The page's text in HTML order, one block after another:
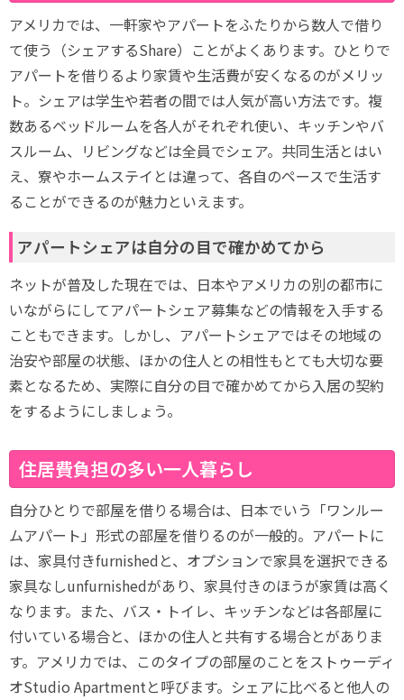
アメリカでは、一軒家やアパートをふたりから数人で借り
て使う（シェアするShare）ことがよくあります。ひとりで
アパートを借りるより家賃や生活費が安くなるのがメリッ
ト。シェアは学生や若者の間では人気が高い方法です。複
数あるベッドルームを各人がそれぞれ使い、キッチンやバ
スルーム、リビングなどは全員でシェア。共同生活とはい
え、寮やホームステイとは違って、各自のペースで生活す
ることができるのが魅力といえます。
アパートシェアは自分の目で確かめてから
ネットが普及した現在では、日本やアメリカの別の都市に
いながらにしてアパートシェア募集などの情報を入手する
こともできます。しかし、アパートシェアではその地域の
治安や部屋の状態、ほかの住人との相性もとても大切な要
素となるため、実際に自分の目で確かめてから入居の契約
をするようにしましょう。
住居費負担の多い一人暮らし
自分ひとりで部屋を借りる場合は、日本でいう「ワンルー
ムアパート」形式の部屋を借りるのが一般的。アパートに
は、家具付きfurnishedと、オプションで家具を選択できる
家具なしunfurnishedがあり、家具付きのほうが家賃は高く
なります。また、バス・トイレ、キッチンなどは各部屋に
付いている場合と、ほかの住人と共有する場合とがありま
す。アメリカでは、このタイプの部屋のことをストゥーディ
オStudio Apartmentと呼びます。シェアに比べると他人の